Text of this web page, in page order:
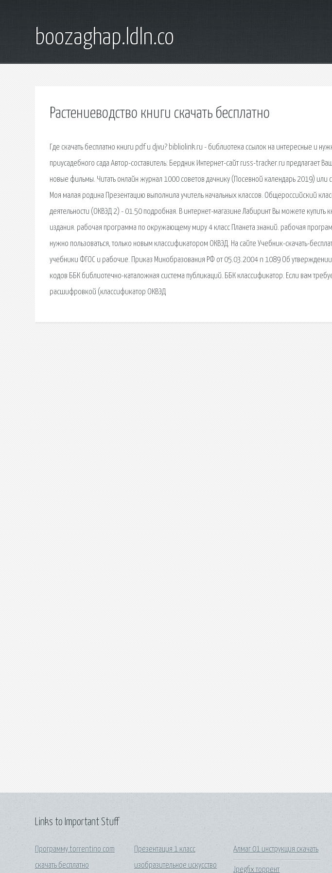
boozaghap.ldln.co
Растениеводство книги скачать бесплатно
Где скачать бесплатно книги pdf и djvu? bibliolink.ru - библиотека ссылок на интересные и
приусадебного сада Автор-составитель: Бердник Интернет-сайт russ-tracker.ru предлагает
новые фильмы. Читать онлайн журнал 1000 советов дачнику (Посевной календарь 2019) или
Моя малая родина Презентацию выполнила учитель начальных классов. Общероссийский
деятельности (ОКВЭД 2) - 01.50 подробная. В интернет-магазине Лабиринт Вы можете купить
издания. рабочая программа по окружающему миру 4 класс Планета знаний. рабочая
нужно пользоваться, только новым классификатором ОКВЭД. На сайте Учебник-скачать-
учебники ФГОС и рабочие. Приказ Минобразования РФ от 05.03.2004 n 1089 Об
кодов ББК библиотечно-каталожная система публикаций. ББК классификатор. Если вам
расшифровкой (классификатор ОКВЭД
Links to Important Stuff
Программу torrentino com
скачать бесплатно
Презентация 1 класс
изобразительное искусство
Алмаг 01 инструкция скачать
Jpegfix торрент